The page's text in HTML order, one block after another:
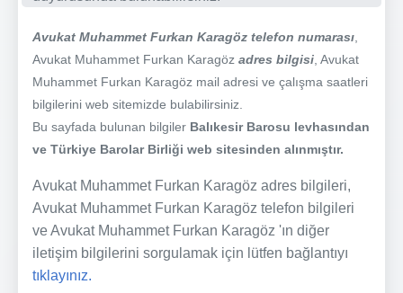
Avukat Muhammet Furkan Karagöz telefon numarası
Avukat Muhammet Furkan Karagöz adres bilgisi , Avukat
Muhammet Furkan Karagöz mail adresi ve çalışma saatleri
bilgilerini web sitemizde bulabilirsiniz.
Bu sayfada bulunan bilgiler Balıkesir Barosu levhasından
ve Türkiye Barolar Birliği web sitesinden alınmıştır.
Avukat Muhammet Furkan Karagöz adres bilgileri,
Avukat Muhammet Furkan Karagöz telefon bilgileri
ve Avukat Muhammet Furkan Karagöz 'ın diğer
iletişim bilgilerini sorgulamak için lütfen bağlantıyı
tıklayınız.